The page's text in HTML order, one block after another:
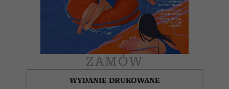
korzystasz z naszej witryny, udostępniamy partnerom
społecznościowym, reklamowym i analitycznym.
Partnerzy mogą połączyć te informacje z innymi danymi
otrzymanymi od Ciebie lub uzyskanymi podczas
korzystania z ich usług.
ZAMÓW
WYDANIE DRUKOWANE